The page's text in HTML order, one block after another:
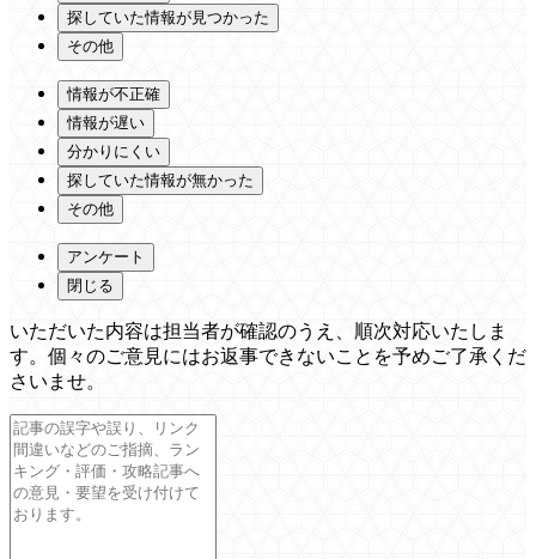
探していた情報が見つかった
その他
情報が不正確
情報が遅い
分かりにくい
探していた情報が無かった
その他
アンケート
閉じる
いただいた内容は担当者が確認のうえ、順次対応いたしま
す。個々のご意見にはお返事できないことを予めご了承くだ
さいませ。